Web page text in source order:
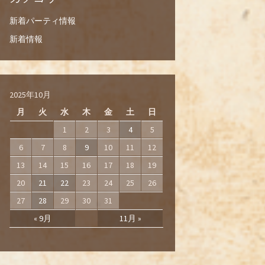
新着パーティ情報
新着情報
2025年10月
月
火 水 木 金 土 日
« 9月 11月 »
1 2 3 4
5
6
7 8 9 10 11
12
13
14 15 16 17 18
19
20
21 22 23 24 25
26
27
28 29 30 31